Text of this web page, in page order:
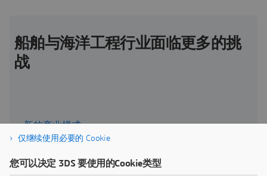
船舶与海洋工程行业面临更多的挑
战
新的商业模式
提高弹性。
仅继续使用必要的 Cookie
您可以决定 3DS 要使用的Cookie类型